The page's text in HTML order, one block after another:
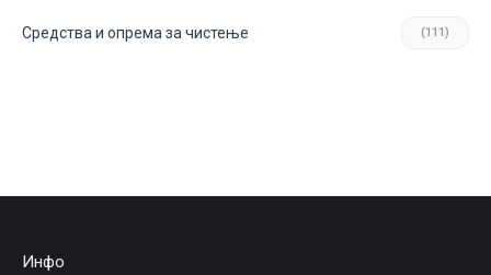
Средства и опрема за чистење (111)
Инфо